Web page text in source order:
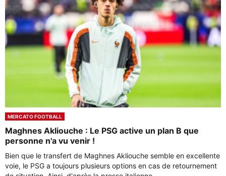
MERCATO FOOTBALL
Maghnes Akliouche : Le PSG active un plan B que
personne n'a vu venir !
Bien que le transfert de Maghnes Akliouche semble en excellente
voie, le PSG a toujours plusieurs options en cas de retournement